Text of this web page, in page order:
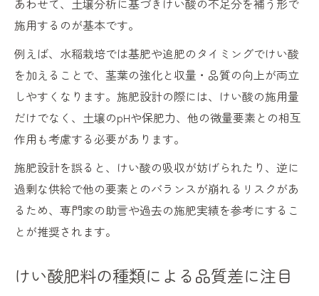
あわせて、土壌分析に基づきけい酸の不足分を補う形で
施用するのが基本です。
例えば、水稲栽培では基肥や追肥のタイミングでけい酸
を加えることで、茎葉の強化と収量・品質の向上が両立
しやすくなります。施肥設計の際には、けい酸の施用量
だけでなく、土壌のpHや保肥力、他の微量要素との相互
作用も考慮する必要があります。
施肥設計を誤ると、けい酸の吸収が妨げられたり、逆に
過剰な供給で他の要素とのバランスが崩れるリスクがあ
るため、専門家の助言や過去の施肥実績を参考にするこ
とが推奨されます。
けい酸肥料の種類による品質差に注目